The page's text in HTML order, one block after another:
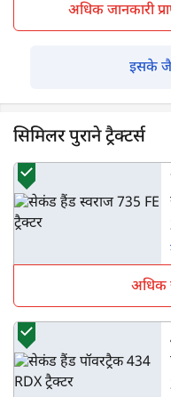
अधिक जानकारी
इसके
सिमिलर पुराने ट्रैक्टर्स
अधिक